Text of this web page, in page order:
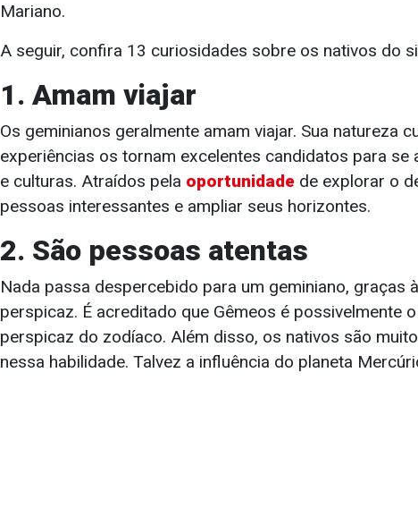
Mariano.
A seguir, confira 13 curiosidades sobre os nativos do
1. Amam viajar
Os geminianos geralmente amam viajar. Sua natureza
experiências os tornam excelentes candidatos para se
e culturas. Atraídos pela oportunidade de explorar o
pessoas interessantes e ampliar seus horizontes.
2. São pessoas atentas
Nada passa despercebido para um geminiano, graças
perspicaz. É acreditado que Gêmeos é possivelmente
perspicaz do zodíaco. Além disso, os nativos são
nessa habilidade. Talvez a influência do planeta